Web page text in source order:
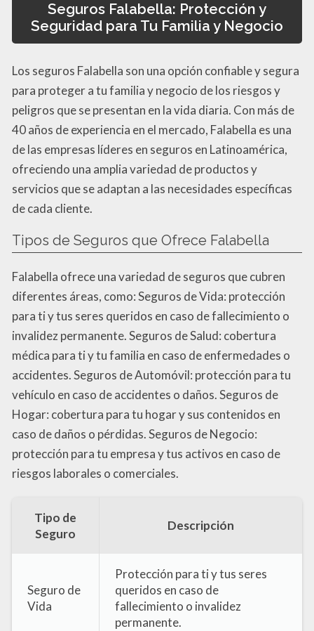
Seguros Falabella: Protección y
Seguridad para Tu Familia y Negocio
Los seguros Falabella son una opción confiable y segura
para proteger a tu familia y negocio de los riesgos y
peligros que se presentan en la vida diaria. Con más de
40 años de experiencia en el mercado, Falabella es una
de las empresas líderes en seguros en Latinoamérica,
ofreciendo una amplia variedad de productos y
servicios que se adaptan a las necesidades específicas
de cada cliente.
Tipos de Seguros que Ofrece Falabella
Falabella ofrece una variedad de seguros que cubren
diferentes áreas, como: Seguros de Vida: protección
para ti y tus seres queridos en caso de fallecimiento o
invalidez permanente. Seguros de Salud: cobertura
médica para ti y tu familia en caso de enfermedades o
accidentes. Seguros de Automóvil: protección para tu
vehículo en caso de accidentes o daños. Seguros de
Hogar: cobertura para tu hogar y sus contenidos en
caso de daños o pérdidas. Seguros de Negocio:
protección para tu empresa y tus activos en caso de
riesgos laborales o comerciales.
Tipo de
Seguro
Descripción
Seguro de
Vida
Protección para ti y tus seres
queridos en caso de
fallecimiento o invalidez
permanente.